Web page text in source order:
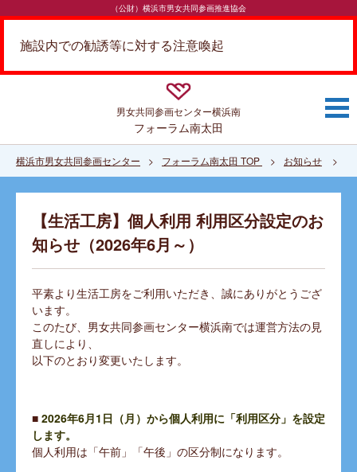
（公財）横浜市男女共同参画推進協会
施設内での勧誘等に対する注意喚起
男女共同参画センター横浜南
フォーラム南太田
横浜市男女共同参画センター フォーラム南太田 TOP お知らせ
【生活工房】個人利用 利用区分設定のお
知らせ（2026年6月～）
平素より生活工房をご利用いただき、誠にありがとうござ
います。
このたび、男女共同参画センター横浜南では運営方法の見
直しにより、
以下のとおり変更いたします。
■ 2026年6月1日（月）から個人利用に「利用区分」を設定
します。
個人利用は「午前」「午後」の区分制になります。